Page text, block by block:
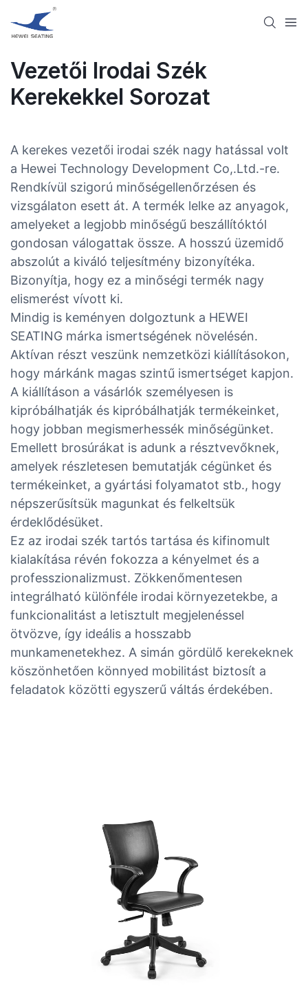
Vezetői Irodai Szék
Kerekekkel Sorozat
A kerekes vezetői irodai szék nagy hatással volt
a Hewei Technology Development Co,.Ltd.-re.
Rendkívül szigorú minőségellenőrzésen és
vizsgálaton esett át. A termék lelke az anyagok,
amelyeket a legjobb minőségű beszállítóktól
gondosan válogattak össze. A hosszú üzemidő
abszolút a kiváló teljesítmény bizonyítéka.
Bizonyítja, hogy ez a minőségi termék nagy
elismerést vívott ki.
Mindig is keményen dolgoztunk a HEWEI
SEATING márka ismertségének növelésén.
Aktívan részt veszünk nemzetközi kiállításokon,
hogy márkánk magas szintű ismertséget kapjon.
A kiállításon a vásárlók személyesen is
kipróbálhatják és kipróbálhatják termékeinket,
hogy jobban megismerhessék minőségünket.
Emellett brosúrákat is adunk a résztvevőknek,
amelyek részletesen bemutatják cégünket és
termékeinket, a gyártási folyamatot stb., hogy
népszerűsítsük magunkat és felkeltsük
érdeklődésüket.
Ez az irodai szék tartós tartása és kifinomult
kialakítása révén fokozza a kényelmet és a
professzionalizmust. Zökkenőmentesen
integrálható különféle irodai környezetekbe, a
funkcionalitást a letisztult megjelenéssel
ötvözve, így ideális a hosszabb
munkamenetekhez. A simán gördülő kerekeknek
köszönhetően könnyed mobilitást biztosít a
feladatok közötti egyszerű váltás érdekében.